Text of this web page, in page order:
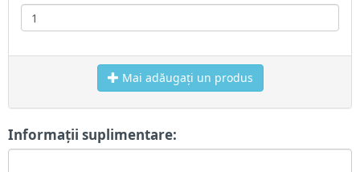
Mai adăugați un produs
Informații suplimentare: